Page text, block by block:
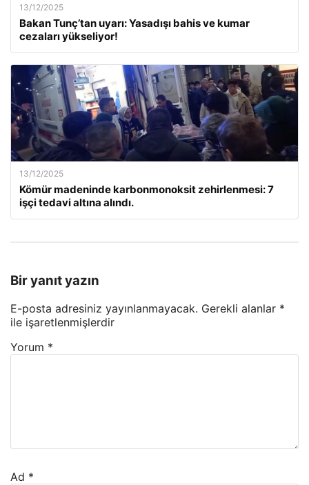
13/12/2025
Bakan Tunç’tan uyarı: Yasadışı bahis ve kumar
cezaları yükseliyor!
13/12/2025
Kömür madeninde karbonmonoksit zehirlenmesi: 7
işçi tedavi altına alındı.
Bir yanıt yazın
E-posta adresiniz yayınlanmayacak. Gerekli alanlar *
ile işaretlenmişlerdir
Yorum *
Ad *